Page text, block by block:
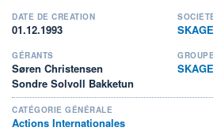
DATE DE CRÉATION
01.12.1993
GÉRANTS
Søren Christensen
Sondre Solvoll Bakketun
CATÉGORIE GÉNÉRALE
Actions Internationales